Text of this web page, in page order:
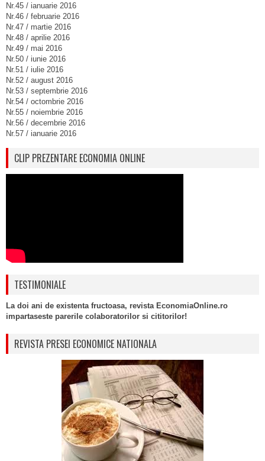
Nr.45 / ianuarie 2016
Nr.46 / februarie 2016
Nr.47 / martie 2016
Nr.48 / aprilie 2016
Nr.49 / mai 2016
Nr.50 / iunie 2016
Nr.51 / iulie 2016
Nr.52 / august 2016
Nr.53 / septembrie 2016
Nr.54 / octombrie 2016
Nr.55 / noiembrie 2016
Nr.56 / decembrie 2016
Nr.57 / ianuarie 2016
CLIP PREZENTARE ECONOMIA ONLINE
TESTIMONIALE
La doi ani de existenta fructoasa, revista EconomiaOnline.ro
impartaseste parerile colaboratorilor si cititorilor!
REVISTA PRESEI ECONOMICE NATIONALA